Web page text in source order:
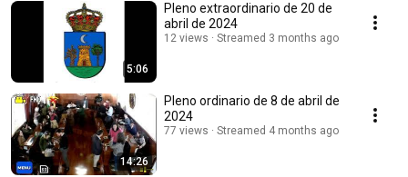
5:06
Pleno extraordinario de 20 de
abril de 2024
12 views Streamed 3 months ago
14:26
Pleno ordinario de 8 de abril de
2024
77 views Streamed 4 months ago